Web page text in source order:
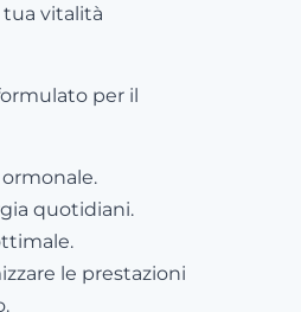
tua vitalità
per il
quotidiani.
le prestazioni